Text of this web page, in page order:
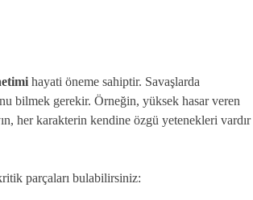
hayati öneme sahiptir. Savaşlarda
bilmek gerekir. Örneğin, yüksek hasar veren
her karakterin kendine özgü yetenekleri vardır
parçaları bulabilirsiniz: